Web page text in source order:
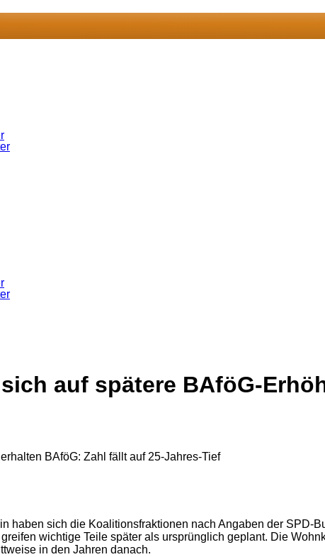
auf spätere BAföG-
haben sich die Koalitionsfraktionen nach Angaben der
wichtige Teile später als ursprünglich geplant. Die
in den Jahren danach.